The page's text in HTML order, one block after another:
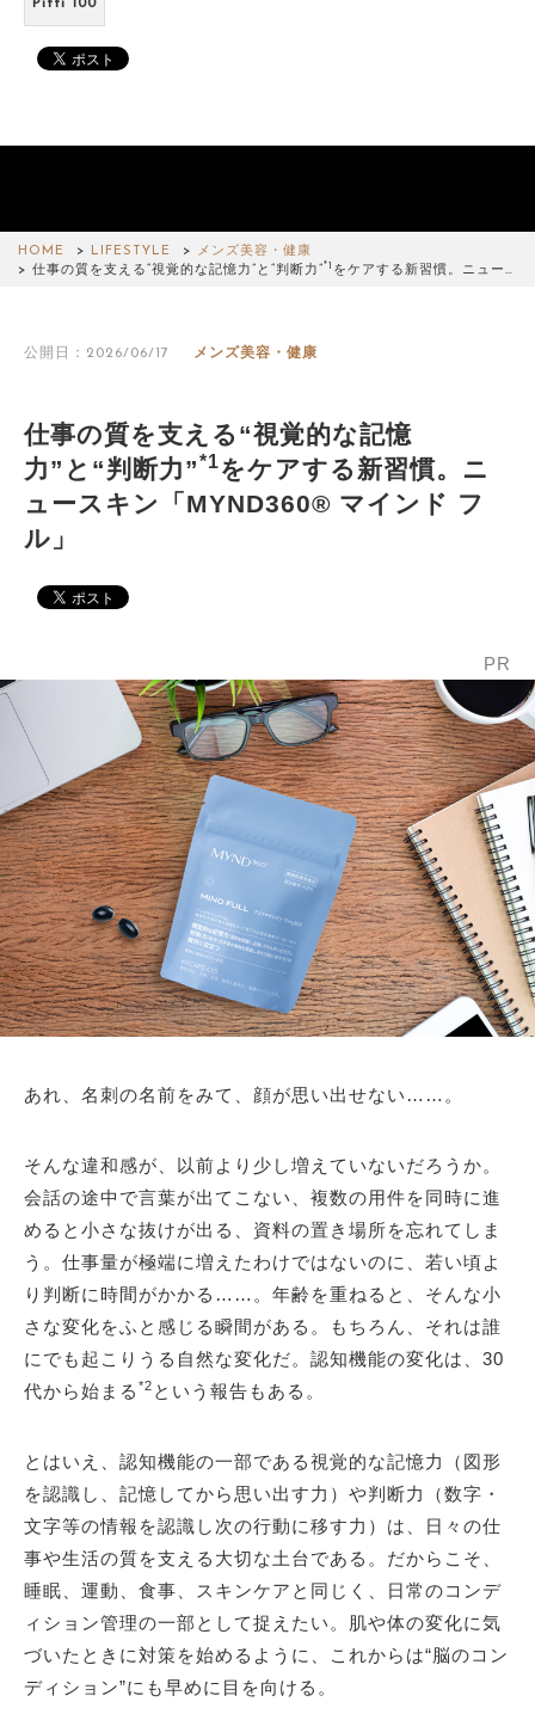
Pitti 100
HOME LIFESTYLE
メンズ美容・健康
仕事の質を支える“視覚的な記憶力”と“判断力”*1 をケアする新習慣。ニュー…
公開日：2026/06/17 メンズ美容・健康
仕事の質を支える“視覚的な記憶
力”と“判断力”*1をケアする新習慣。ニ
ュースキン「MYND360® マインド フ
ル」
PR
あれ、名刺の名前をみて、顔が思い出せない……。
そんな違和感が、以前より少し増えていないだろうか。
会話の途中で言葉が出てこない、複数の用件を同時に進
めると小さな抜けが出る、資料の置き場所を忘れてしま
う。仕事量が極端に増えたわけではないのに、若い頃よ
り判断に時間がかかる……。年齢を重ねると、そんな小
さな変化をふと感じる瞬間がある。もちろん、それは誰
にでも起こりうる自然な変化だ。認知機能の変化は、30
代から始まる *2 という報告もある。
とはいえ、認知機能の一部である視覚的な記憶力（図形
を認識し、記憶してから思い出す力）や判断力（数字・
文字等の情報を認識し次の行動に移す力）は、日々の仕
事や生活の質を支える大切な土台である。だからこそ、
睡眠、運動、食事、スキンケアと同じく、日常のコンデ
ィション管理の一部として捉えたい。肌や体の変化に気
づいたときに対策を始めるように、これからは“脳のコン
ディション”にも早めに目を向ける。